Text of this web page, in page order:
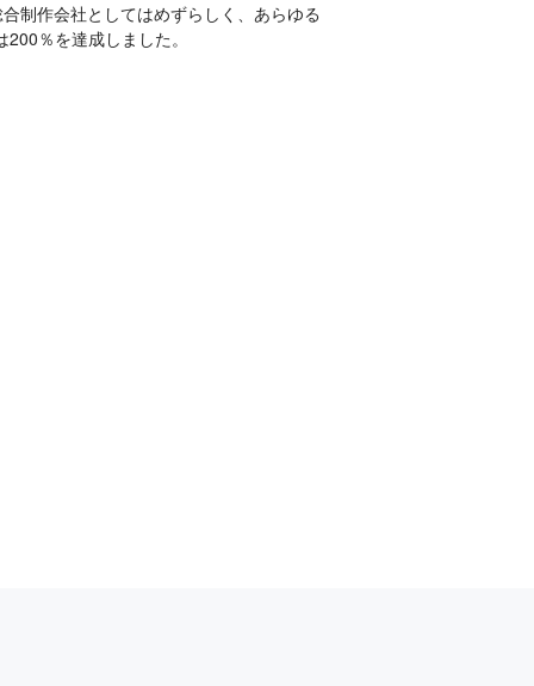
制作会社としてはめずらしく、あらゆる
％を達成しました。